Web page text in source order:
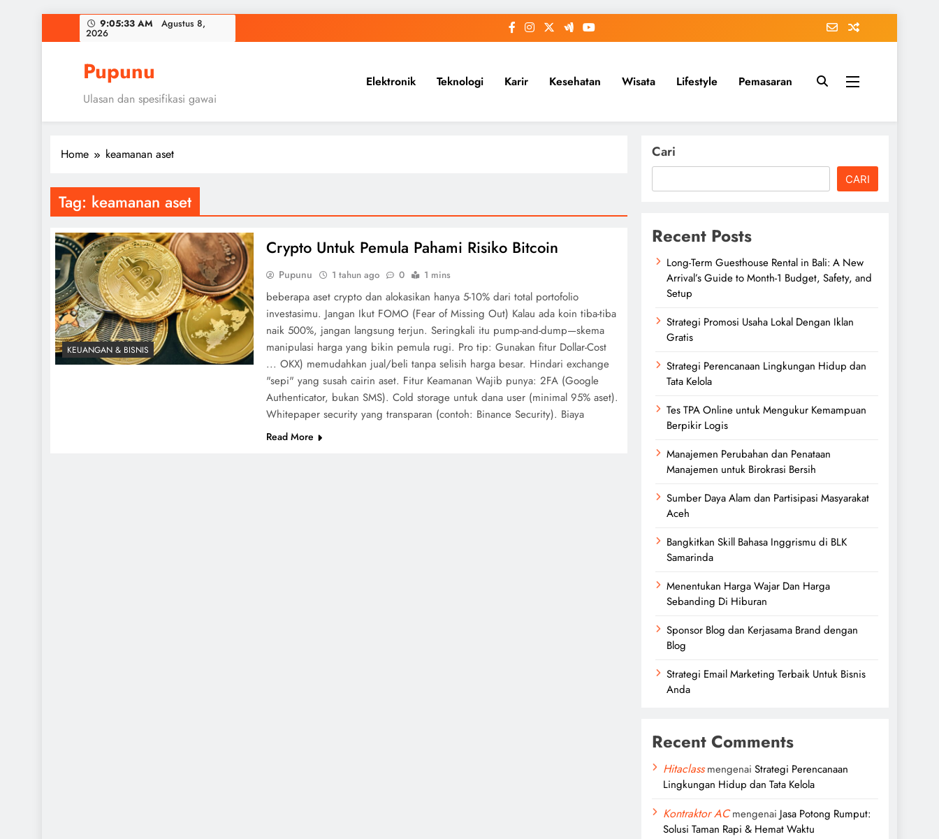
to
9:05:34 AM Agustus 8,
2026
Pupunu
Ulasan dan spesifikasi gawai
Elektronik Teknologi Karir Kesehatan Wisata Lifestyle Pemasaran
Home keamanan aset
Tag: keamanan aset
KEUANGAN & BISNIS
Crypto Untuk Pemula Pahami Risiko Bitcoin
Pupunu 1 tahun ago 0 1 mins
beberapa aset crypto dan alokasikan hanya 5-10% dari total portofolio
investasimu. Jangan Ikut FOMO (Fear of Missing Out) Kalau ada koin tiba-tiba
naik 500%, jangan langsung terjun. Seringkali itu pump-and-dump—skema
manipulasi harga yang bikin pemula rugi. Pro tip: Gunakan fitur Dollar-Cost
... OKX) memudahkan jual/beli tanpa selisih harga besar. Hindari exchange
"sepi" yang susah cairin aset. Fitur Keamanan Wajib punya: 2FA (Google
Authenticator, bukan SMS). Cold storage untuk dana user (minimal 95% aset).
Whitepaper security yang transparan (contoh: Binance Security). Biaya
Read More
Cari
CARI
Recent Posts
Long-Term Guesthouse Rental in Bali: A New
Arrival’s Guide to Month-1 Budget, Safety, and
Setup
Strategi Promosi Usaha Lokal Dengan Iklan
Gratis
Strategi Perencanaan Lingkungan Hidup dan
Tata Kelola
Tes TPA Online untuk Mengukur Kemampuan
Berpikir Logis
Manajemen Perubahan dan Penataan
Manajemen untuk Birokrasi Bersih
Sumber Daya Alam dan Partisipasi Masyarakat
Aceh
Bangkitkan Skill Bahasa Inggrismu di BLK
Samarinda
Menentukan Harga Wajar Dan Harga
Sebanding Di Hiburan
Sponsor Blog dan Kerjasama Brand dengan
Blog
Strategi Email Marketing Terbaik Untuk Bisnis
Anda
Recent Comments
Hitaclassmengenai Strategi Perencanaan
Lingkungan Hidup dan Tata Kelola
Kontraktor ACmengenai Jasa Potong Rumput:
Solusi Taman Rapi & Hemat Waktu